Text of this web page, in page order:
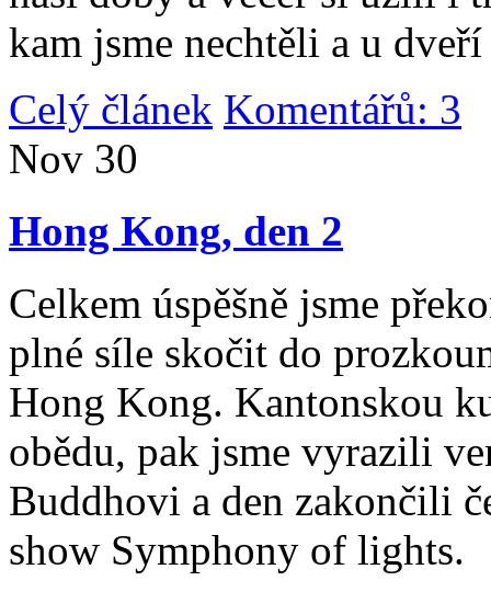
kam jsme nechtěli a u
Celý článek Komentářů: 3
Nov 30
Hong Kong, den 2
Celkem úspěšně jsme
plné síle skočit do
Hong Kong. Kantonskou
obědu, pak jsme vyrazili
Buddhovi a den zakončili
show Symphony of lights.